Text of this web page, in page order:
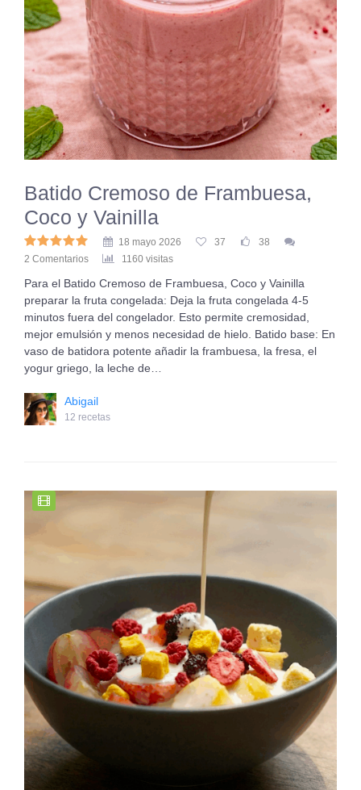
Batido Cremoso de Frambuesa,
Coco y Vainilla
18 mayo 2026 37
38
2 Comentarios
1160 visitas
Para el Batido Cremoso de Frambuesa, Coco y Vainilla
preparar la fruta congelada: Deja la fruta congelada 4-5
minutos fuera del congelador. Esto permite cremosidad,
mejor emulsión y menos necesidad de hielo. Batido base: En
vaso de batidora potente añadir la frambuesa, la fresa, el
yogur griego, la leche de…
Abigail
12 recetas